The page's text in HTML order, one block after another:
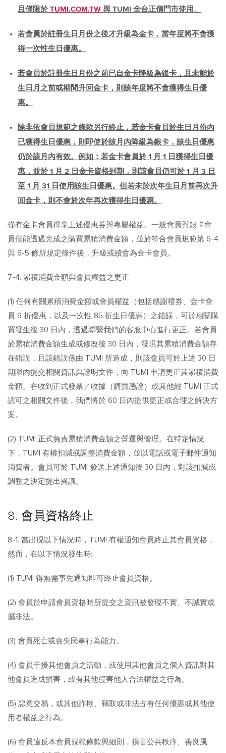
且僅限於TUMI.COM.TW 與 TUMI 全台正價門市使用。
若會員於註冊生日月份之後才升級為金卡，當年度將不會獲
得一次性生日優惠。
若會員於註冊生日月份之前已自金卡降級為銀卡，且未能於
生日月之前或期間升回金卡，則該年度將不會獲得生日優
惠。
除非依會員規範之條款另行終止，若金卡會員於生日月份內
已獲得生日優惠，則即使於該月內降級為銀卡，該生日優惠
仍於該月內有效。例如：若金卡會員於 1 月 1 日獲得生日優
惠，並於 1 月 2 日金卡資格到期，則該會員仍可於 1 月 3 日
至 1 月 31 日使用該生日優惠。但若未於次年生日月前再次升
回金卡，則不會於次年再次獲得生日優惠。
僅有金卡會員得享上述優惠券與專屬權益。一般會員與銀卡會
員僅能透過完成之購買累積消費金額，並於符合會員規範第 6-4
與 6-5 條所規定條件後，升級或續會為金卡會員。
7-4. 累積消費金額與會員權益之更正
(1) 任何有關累積消費金額或會員權益（包括感謝禮券、金卡會
員 9 折優惠，以及一次性 85 折生日優惠）之錯誤，可於相關購
買發生後 30 日內，透過聯繫我們的客服中心進行更正。若會員
於累積消費金額生成或修改後 30 日內，發現其累積消費金額存
在錯誤，且該錯誤係由 TUMI 所造成，則該會員可於上述 30 日
期限內提交相關資訊與證明文件，向 TUMI 申請更正其累積消費
金額。在收到正式發票／收據（購買憑證）或其他經 TUMI 正式
認可之相關文件後，我們將於 60 日內提供更正或合理之解決方
案。
(2) TUMI 正式負責累積消費金額之營運與管理。在特定情況
下，TUMI 有權扣減或調整消費金額，並以電話或電子郵件通知
消費者。會員可於 TUMI 發送上述通知後 30 日內，對該扣減或
調整之決定提出異議。
8. 會員資格終止
8-1. 當出現以下情況時，TUMI 有權通知會員終止其會員資格，
然而，在以下情況發生時:
(1) TUMI 得無需事先通知即可終止會員資格。
(2) 會員於申請會員資格時所提交之資訊被發現不實、不誠實或
屬非法。
(3) 會員死亡或喪失民事行為能力。
(4) 會員干擾其他會員之活動，或使用其他會員之個人資訊對其
他會員造成損害，或有其他侵害他人合法權益之行為。
(5) 惡意交易，或其他詐欺、竊取或非法占有任何優惠或其他使
用者權益之行為。
(6) 會員違反本會員規範條款與細則，損害公共秩序、善良風